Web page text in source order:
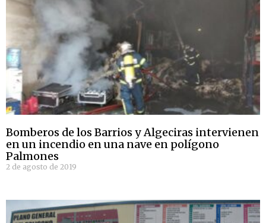
Bomberos de los Barrios y Algeciras intervienen
en un incendio en una nave en polígono
Palmones
2 de agosto de 2019